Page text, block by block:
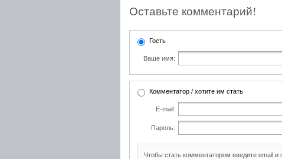
Оставьте комментарий!
Гость
Ваше имя:
Комментатор / хотите им стать
E-mail:
Пароль:
Чтобы стать комментатором введите email